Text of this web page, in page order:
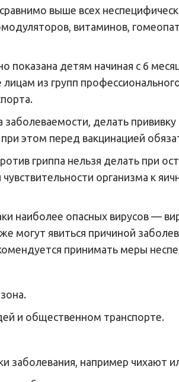
выше всех
витаминов,
показана детям начиная с 6
из групп
делать
этом перед вакцинацией
гриппа нельзя делать при
организма к
наиболее опасных вирусов —
могут явиться причиной
принимать меры
и общественном транспорте.
заболевания, например чихают